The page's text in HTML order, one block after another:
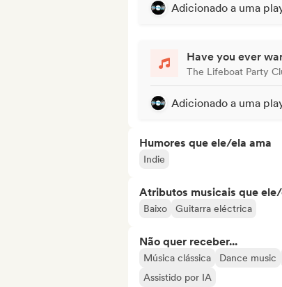
Adicionado a uma
Have you ever
The Lifeboat Party
Adicionado a uma
Humores que ele/ela ama
Indie
Atributos musicais que
Baixo Guitarra eléctrica
Não quer receber...
Música clássica Dance music
Assistido por IA